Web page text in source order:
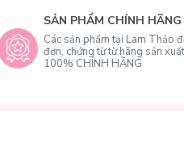
SẢN PHẨM CHÍNH HÃNG
Các sản phẩm tại Lam Thảo
đơn, chứng từ từ hãng sản
100% CHÍNH HÃNG